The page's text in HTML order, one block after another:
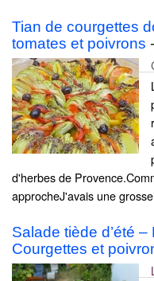
Tian de courgettes
tomates et poivrons -
d'herbes de
approcheJ'avais une
Salade tiède d’été
Courgettes et